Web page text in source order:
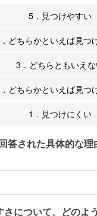
5．見つけやすい
どちらかといえば見つ
3．どちらともいえ
どちらかといえば見つ
1．見つけにくい
答された具体的な理
答された具体的な
さについて、どのよ